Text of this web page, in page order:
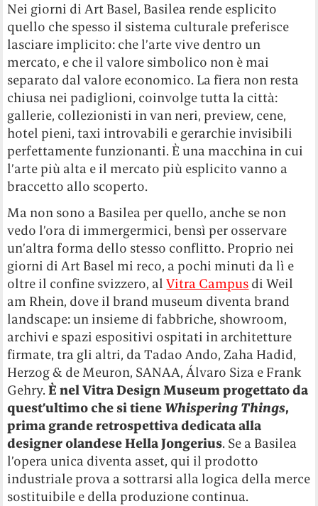
Nei giorni di Art Basel, Basilea rende esplicito
quello che spesso il sistema culturale preferisce
lasciare implicito: che l’arte vive dentro un
mercato, e che il valore simbolico non è mai
separato dal valore economico. La fiera non resta
chiusa nei padiglioni, coinvolge tutta la città:
gallerie, collezionisti in van neri, preview, cene,
hotel pieni, taxi introvabili e gerarchie invisibili
perfettamente funzionanti. È una macchina in cui
l’arte più alta e il mercato più esplicito vanno a
braccetto allo scoperto.
Ma non sono a Basilea per quello, anche se non
vedo l’ora di immergermici, bensì per osservare
un’altra forma dello stesso conflitto. Proprio nei
giorni di Art Basel mi reco, a pochi minuti da lì e
oltre il confine svizzero, alVitra Campus di Weil
am Rhein, dove il brand museum diventa brand
landscape: un insieme di fabbriche, showroom,
archivi e spazi espositivi ospitati in architetture
firmate, tra gli altri, da Tadao Ando, Zaha Hadid,
Herzog & de Meuron, SANAA, Álvaro Siza e Frank
Gehry.È nel Vitra Design Museum progettato da
quest’ultimo che si tiene Whispering Things,
prima grande retrospettiva dedicata alla
designer olandese Hella Jongerius. Se a Basilea
l’opera unica diventa asset, qui il prodotto
industriale prova a sottrarsi alla logica della merce
sostituibile e della produzione continua.